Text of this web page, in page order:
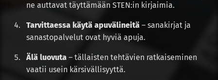
ne auttavat täyttämään STEN:in kirjaimia.
Tarvittaessa käytä apuvälineitä – sanakirjat ja
sanastopalvelut ovat hyviä apuja.
Älä luovuta – tällaisten tehtävien ratkaiseminen
vaatii usein kärsivällisyyttä.